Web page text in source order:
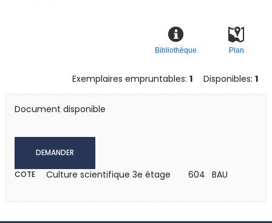
Plan
Bibliothèque
Exemplaires empruntables:1 Disponibles:1
Document disponible
DEMANDER
COTE Culture scientifique 3e étage 604 BAU